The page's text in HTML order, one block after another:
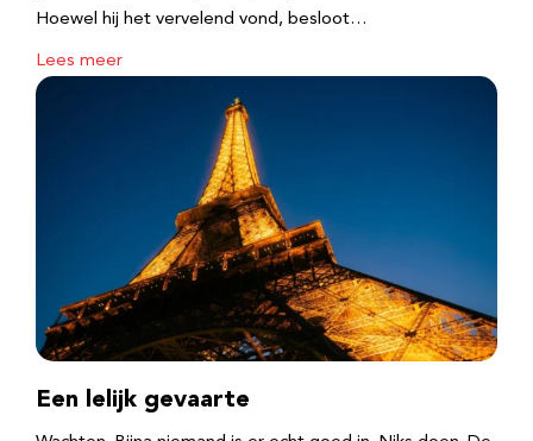
Hoewel hij het vervelend vond, besloot…
Lees meer
Een lelijk gevaarte